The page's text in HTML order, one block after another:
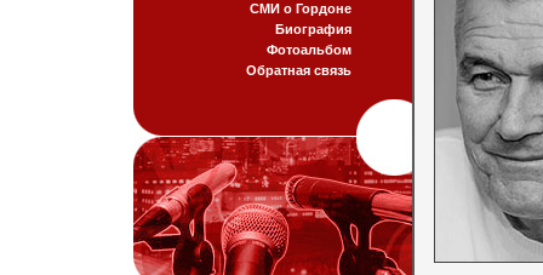
СМИ о Гордоне
Биография
Фотоальбом
Обратная связь